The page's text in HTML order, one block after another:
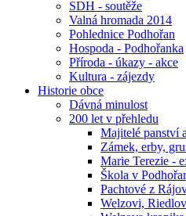
SDH - soutěže
Valná hromada 2014
Pohlednice Podhořan
Hospoda - Podhořanka
Příroda - úkazy - akce
Kultura - zájezdy
Historie obce
Dávná minulost
200 let v přehledu
Majitelé panství
Zámek, erby,
Marie Terezie -
Škola v
Pachtové z
Welzovi,